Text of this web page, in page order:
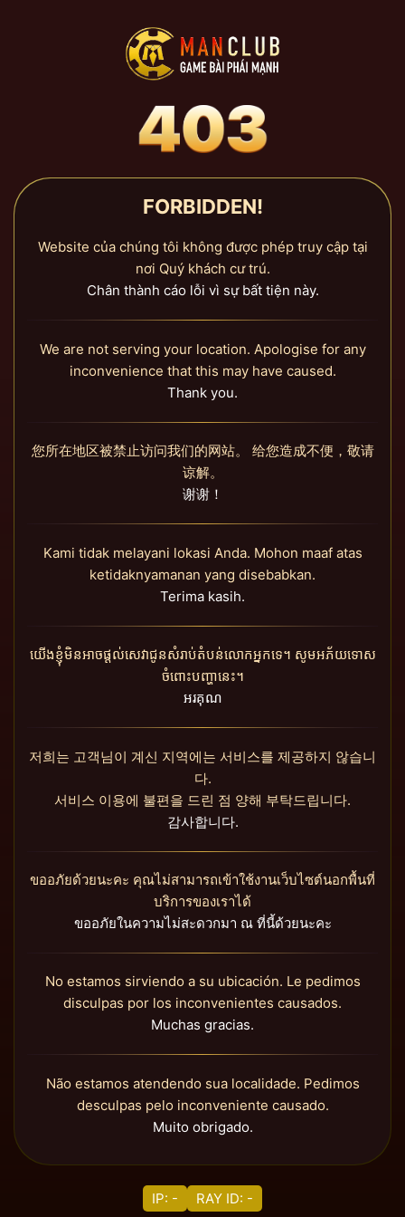
FORBIDDEN!
Website của chúng tôi không được phép truy cập tại
nơi Quý khách cư trú.
Chân thành cáo lỗi vì sự bất tiện này.
We are not serving your location. Apologise for any
inconvenience that this may have caused.
Thank you.
您所在地区被禁止访问我们的网站。 给您造成不便，敬请
谅解。
谢谢！
Kami tidak melayani lokasi Anda. Mohon maaf atas
ketidaknyamanan yang disebabkan.
Terima kasih.
យើងខ្ញុំមិនអាចផ្តល់សេវាជូនសំរាប់តំបន់លោកអ្នកទេ។ សូមអភ័យទោស
ចំពោះបញ្ហានេះ។
អរគុណ
저희는 고객님이 계신 지역에는 서비스를 제공하지 않습니
다.
서비스 이용에 불편을 드린 점 양해 부탁드립니다.
감사합니다.
ขออภัยด้วยนะคะ คุณไม่สามารถเข้าใช้งานเว็บไซต์นอกพื้นที่
บริการของเราได้
ขออภัยในความไม่สะดวกมา ณ ที่นี้ด้วยนะคะ
No estamos sirviendo a su ubicación. Le pedimos
disculpas por los inconvenientes causados.
Muchas gracias.
Não estamos atendendo sua localidade. Pedimos
desculpas pelo inconveniente causado.
Muito obrigado.
IP: - RAY ID: -